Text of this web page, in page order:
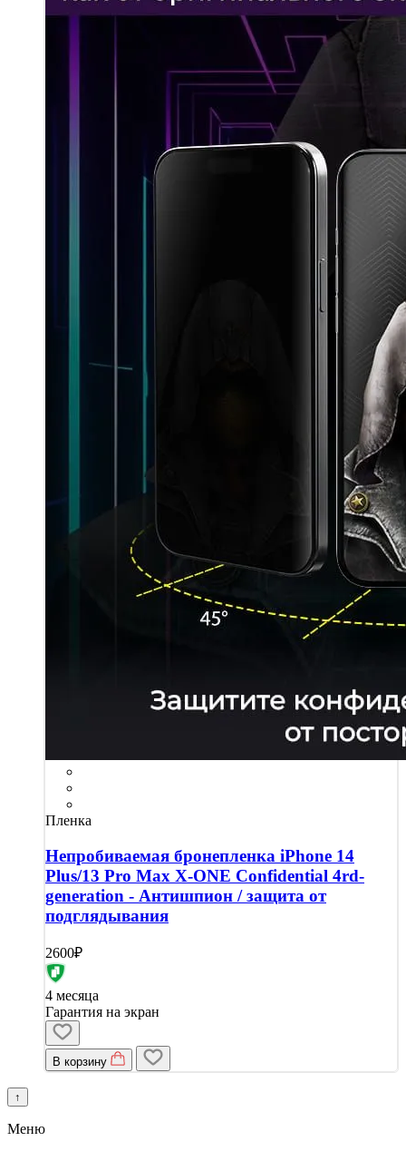
Пленка
Непробиваемая бронепленка iPhone 14
Plus/13 Pro Max X-ONE Confidential 4rd-
generation - Антишпион / защита от
подглядывания
2600₽
4 месяца
Гарантия на экран
В корзину
↑
Меню